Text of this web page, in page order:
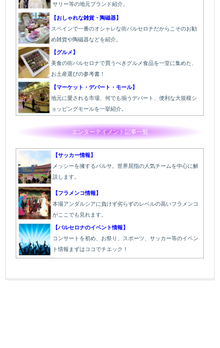
サリー等の地元ブランド紹介。
【おしゃれな雑貨・陶磁器】
スペインで一番のオシャレな街バルセロナだからこそのお勧
め雑貨や陶磁器などを紹介。
【グルメ】
美食の街バルセロナで買うべきグルメ食品を一堂に集めた、
お土産選びの参考書！
【マーケット・デパート・モール】
地元に愛される市場、何でも揃うデパート、便利な大規模シ
ョッピングモールを一挙紹介。
エンターテイメント記事一覧
【サッカー情報】
メッシーを擁するバルサ。世界屈指の人気チームを中心に解
説します。
【フラメンコ情報】
本場アンダルシアに負けず劣らずのレベルの高いフラメンコ
がここでも見れます。
【バルセロナのイベント情報】
コンサートを初め、お祭り、スポーツ、サッカー等のイベン
ト情報まずはココでチエック！